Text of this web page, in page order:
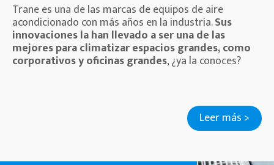
Trane es una de las marcas de equipos de aire
acondicionado con más años en la industria.Sus
innovaciones la han llevado a ser una de las
mejores para climatizar espacios grandes, como
corporativos y oficinas grandes, ¿ya la conoces?
Leer más >